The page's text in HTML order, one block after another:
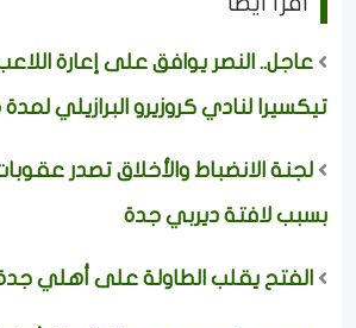
عاجل.. النصر يوافق على إعارة
تيكسيرا لنادي كروزيرو البرازيلي
لجنة الانضباط والأخلاق تصدر
بسبب لافتة ديربي جدة
الفتح يقلب الطاولة على أهلي